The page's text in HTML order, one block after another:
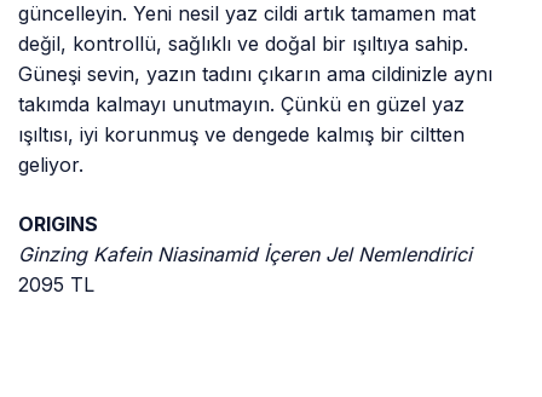
güncelleyin. Yeni nesil yaz cildi artık tamamen mat
değil, kontrollü, sağlıklı ve doğal bir ışıltıya sahip.
Güneşi sevin, yazın tadını çıkarın ama cildinizle aynı
takımda kalmayı unutmayın. Çünkü en güzel yaz
ışıltısı, iyi korunmuş ve dengede kalmış bir ciltten
geliyor.
ORIGINS
Ginzing Kafein Niasinamid İçeren Jel Nemlendirici
2095 TL